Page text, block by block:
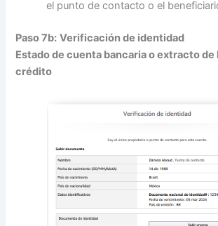
el punto de contacto o el
Paso 7b: Verificación de identidad
Estado de cuenta bancaria o extracto
crédito